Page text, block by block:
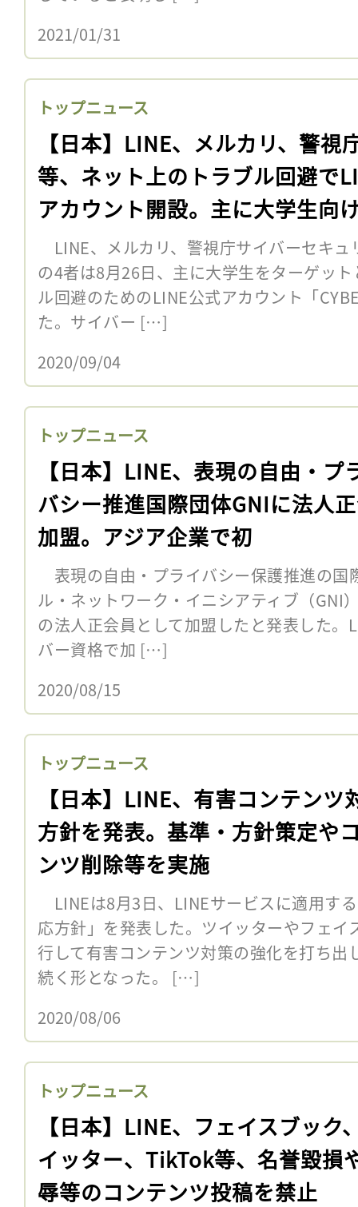
2021/01/31
トップニュース
【日本】LINE、メルカリ、警視
等、ネット上のトラブル回避で
アカウント開設。主に大学生向
LINE、メルカリ、警視庁サイバーセキュ
の4者は8月26日、主に大学生をターゲッ
ル回避のためのLINE公式アカウント「
た。サイバー […]
2020/09/04
トップニュース
【日本】LINE、表現の自由・プ
バシー推進国際団体GNIに法人
加盟。アジア企業で初
表現の自由・プライバシー保護推進の国
ル・ネットワーク・イニシアティブ（GNI
の法人正会員として加盟したと発表した。
バー資格で加 […]
2020/08/15
トップニュース
【日本】LINE、有害コンテンツ
方針を発表。基準・方針策定や
ンツ削除等を実施
LINEは8月3日、LINEサービスに適用す
応方針」を発表した。ツイッターやフェイ
行して有害コンテンツ対策の強化を打ち出
続く形となった。 […]
2020/08/06
トップニュース
【日本】LINE、フェイスブック
イッター、TikTok等、名誉毀損
辱等のコンテンツ投稿を禁止